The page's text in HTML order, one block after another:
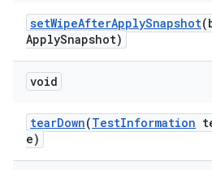
setWipeAfterApplySnapshot
ApplySnapshot)
void
tearDown(TestInformation
e)